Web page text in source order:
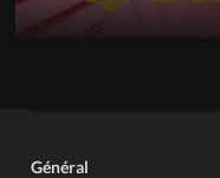
Général